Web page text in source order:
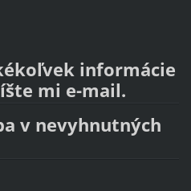
informácie
mi e-mail.
v nevyhnutných